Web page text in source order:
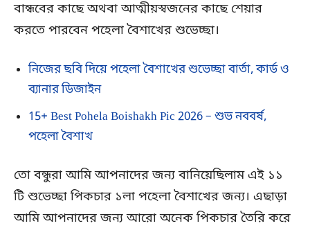
বান্ধবের কাছে অথবা আত্মীয়স্বজনের কাছে শেয়ার
করতে পারবেন পহেলা বৈশাখের শুভেচ্ছা।
নিজের ছবি দিয়ে পহেলা বৈশাখের শুভেচ্ছা বার্তা, কার্ড ও
ব্যানার ডিজাইন
15+ Best Pohela Boishakh Pic 2026 – শুভ নববর্ষ,
পহেলা বৈশাখ
তো বন্ধুরা আমি আপনাদের জন্য বানিয়েছিলাম এই ১১
টি শুভেচ্ছা পিকচার ১লা পহেলা বৈশাখের জন্য। এছাড়া
আমি আপনাদের জন্য আরো অনেক পিকচার তৈরি করে